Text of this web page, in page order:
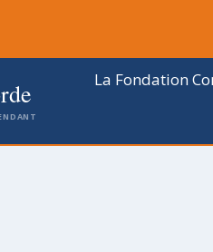
La Fondation